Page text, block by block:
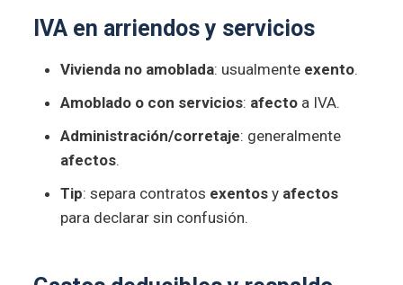
IVAen arriendos y servicios
Vivienda no amoblada: usualmente exento.
Amoblado o con servicios: afectoa IVA.
Administración/corretaje: generalmente
afectos.
Tip: separa contratos exentosy afectos
para declarar sin confusión.